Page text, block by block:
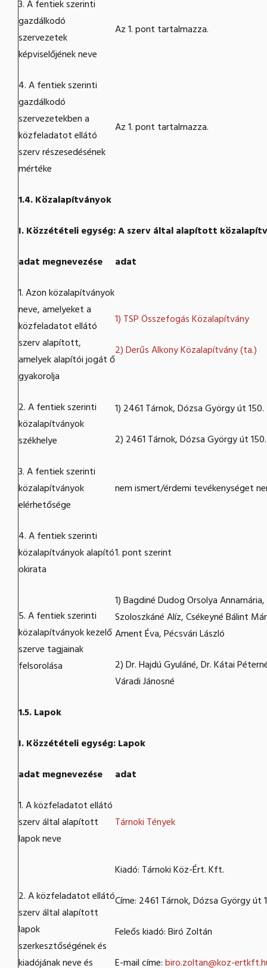
3. A fentiek szerinti
gazdálkodó
szervezetek
képviselőjének neve
Az 1. pont tartalmazza.
4. A fentiek szerinti
gazdálkodó
szervezetekben a
közfeladatot ellátó
szerv részesedésének
mértéke
Az 1. pont tartalmazza.
1.4. Közalapítványok
I. Közzétételi egység: A szerv által alapított
adat megnevezése
adat
1. Azon közalapítványok
neve, amelyeket a
közfeladatot ellátó
szerv alapított,
amelyek alapítói jogát ő
gyakorolja
1) TSP Összefogás Közalapítvány
2) Derűs Alkony Közalapítvány (ta.)
2. A fentiek szerinti
közalapítványok
székhelye
1) 2461 Tárnok, Dózsa György út 150.
2) 2461 Tárnok, Dózsa György út 150.
3. A fentiek szerinti
közalapítványok
elérhetősége
nem ismert/érdemi tevékenységet
4. A fentiek szerinti
közalapítványok alapító
okirata
1. pont szerint
5. A fentiek szerinti
közalapítványok kezelő
szerve tagjainak
felsorolása
1) Bagdiné Dudog Orsolya
Szoloszkáné Alíz, Csékeyné Bálint
Ament Éva, Pécsvári László
2) Dr. Hajdú Gyuláné, Dr. Kátai
Váradi Jánosné
1.5. Lapok
I. Közzétételi egység: Lapok
adat megnevezése
adat
1. A közfeladatot ellátó
szerv által alapított
lapok neve
Tárnoki Tények
2. A közfeladatot ellátó
szerv által alapított
lapok
szerkesztőségének és
kiadójának neve és
Kiadó: Tárnoki Köz-Ért. Kft.
Címe: 2461 Tárnok, Dózsa György út
Feleős kiadó: Biró Zoltán
E-mail címe:biro.zoltan@koz-